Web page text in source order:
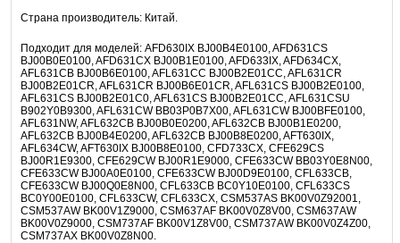
Страна производитель: Китай.
Подходит для моделей: AFD630IX BJ00B4E0100, AFD631CS
BJ00B0E0100, AFD631CX BJ00B1E0100, AFD633IX, AFD634CX,
AFL631CB BJ00B6E0100, AFL631CC BJ00B2E01CC, AFL631CR
BJ00B2E01CR, AFL631CR BJ00B6E01CR, AFL631CS BJ00B2E0100,
AFL631CS BJ00B2E01C0, AFL631CS BJ00B2E01CC, AFL631CSU
B902Y0B9300, AFL631CW BB03P0B7X00, AFL631CW BJ00BFE0100,
AFL631NW, AFL632CB BJ00B0E0200, AFL632CB BJ00B1E0200,
AFL632CB BJ00B4E0200, AFL632CB BJ00B8E0200, AFT630IX,
AFL634CW, AFT630IX BJ00B8E0100, CFD733CX, CFE629CS
BJ00R1E9300, CFE629CW BJ00R1E9000, CFE633CW BB03Y0E8N00,
CFE633CW BJ00A0E0100, CFE633CW BJ00D9E0100, CFL633CB,
CFE633CW BJ00Q0E8N00, CFL633CB BC0Y10E0100, CFL633CS
BC0Y00E0100, CFL633CW, CFL633CX, CSM537AS BK00V0Z92001,
CSM537AW BK00V1Z9000, CSM637AF BK00V0Z8V00, CSM637AW
BK00V0Z9000, CSM737AF BK00V1Z8V00, CSM737AW BK00V0Z4Z00,
CSM737AX BK00V0Z8N00.